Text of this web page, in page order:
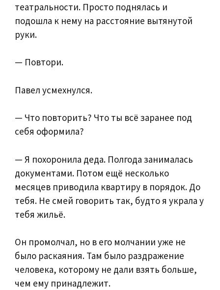
театральности. Просто поднялась и
подошла к нему на расстояние вытянутой
руки.
— Повтори.
Павел усмехнулся.
— Что повторить? Что ты всё заранее под
себя оформила?
— Я похоронила деда. Полгода занималась
документами. Потом ещё несколько
месяцев приводила квартиру в порядок. До
тебя. Не смей говорить так, будто я украла у
тебя жильё.
Он промолчал, но в его молчании уже не
было раскаяния. Там было раздражение
человека, которому не дали взять больше,
чем ему принадлежит.